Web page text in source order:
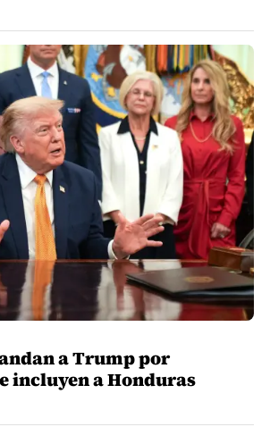
a Trump por
incluyen a Honduras